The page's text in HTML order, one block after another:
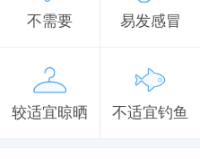
不需要 易发感冒
较适宜晾晒 不适宜钓鱼